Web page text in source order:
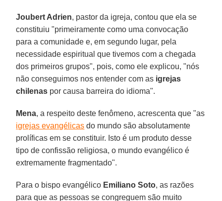
Joubert Adrien, pastor da igreja, contou que ela se
constituiu "primeiramente como uma convocação
para a comunidade e, em segundo lugar, pela
necessidade espiritual que tivemos com a chegada
dos primeiros grupos", pois, como ele explicou, "nós
não conseguimos nos entender com as igrejas
chilenas por causa barreira do idioma".
Mena, a respeito deste fenômeno, acrescenta que "as
igrejas evangélicas do mundo são absolutamente
prolíficas em se constituir. Isto é um produto desse
tipo de confissão religiosa, o mundo evangélico é
extremamente fragmentado".
Para o bispo evangélico Emiliano Soto, as razões
para que as pessoas se congreguem são muito